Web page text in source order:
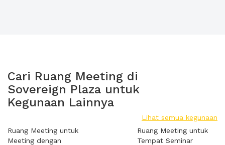
Cari Ruang Meeting di
Sovereign Plaza untuk
Kegunaan Lainnya
Lihat semua kegunaan
Ruang Meeting untuk
Meeting dengan
Ruang Meeting untuk
Tempat Seminar